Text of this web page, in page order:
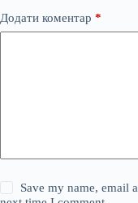
Додати коментар *
Save my name, email